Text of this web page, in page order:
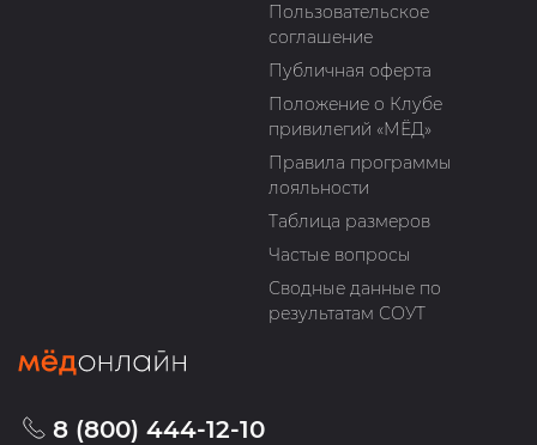
Пользовательское
соглашение
Публичная оферта
Положение о Клубе
привилегий «МЁД»
Правила программы
лояльности
Таблица размеров
Частые вопросы
Сводные данные по
результатам СОУТ
8 (800) 444-12-10